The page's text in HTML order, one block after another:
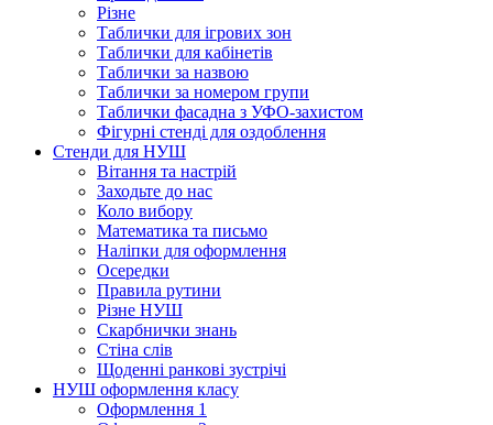
Різне
Таблички для ігрових зон
Таблички для кабінетів
Таблички за назвою
Таблички за номером групи
Таблички фасадна з УФО-захистом
Фігурні стенді для оздоблення
Стенди для НУШ
Вітання та настрій
Заходьте до нас
Коло вибору
Математика та письмо
Наліпки для оформлення
Осередки
Правила рутини
Різне НУШ
Скарбнички знань
Стіна слів
Щоденні ранкові зустрічі
НУШ оформлення класу
Оформлення 1